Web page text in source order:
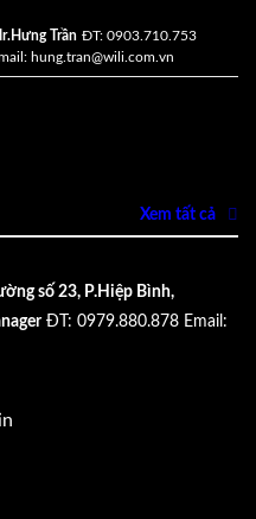
Trần ĐT: 0903.710.753
hung.tran@wili.com.vn
Xem tất cả
số 23, P.Hiệp Bình,
ĐT: 0979.880.878 Email: